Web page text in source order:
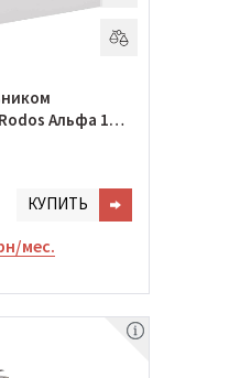
Альфа 100
КУПИТЬ
мес.